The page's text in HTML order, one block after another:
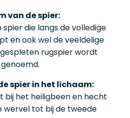
van de spier:
spier die langs de volledige
en ook wel de veeldelige
rugspier wordt
genoemd.
spier in het lichaam:
bij het heiligbeen en hecht
wervel tot bij de tweede